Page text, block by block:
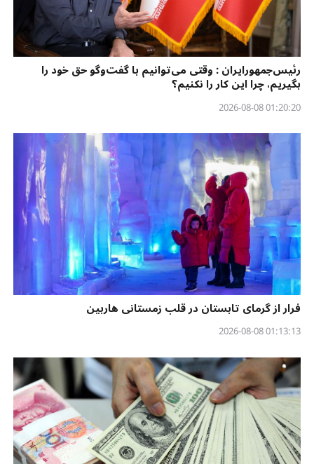
رئیس‌جمهورایران : وقتی می‌توانیم با گفت‌وگو حق خود را
بگیریم، چرا این کار را نکنیم؟
01:20:20 2026-08-08
فرار از گرمای تابستان در قلب زمستانی هاربین
01:13:13 2026-08-08